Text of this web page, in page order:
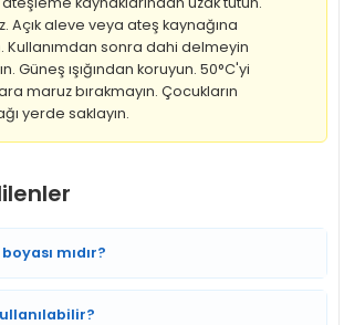
Açık aleve veya ateş kaynağına
Kullanımdan sonra dahi delmeyin
Güneş ışığından koruyun. 50°C'yi
maruz bırakmayın. Çocukların
yerde saklayın.
mıdır?